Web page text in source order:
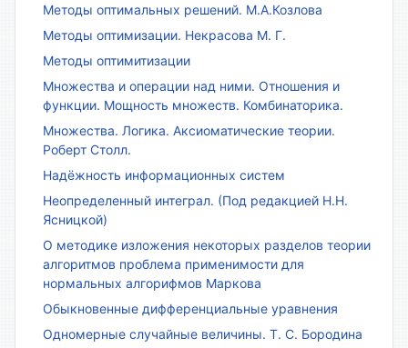
Методы оптимальных решений. М.А.Козлова
Методы оптимизации. Некрасова М. Г.
Методы оптимитизации
Множества и операции над ними. Отношения и
функции. Мощность множеств. Комбинаторика.
Множества. Логика. Аксиоматические теории.
Роберт Столл.
Надёжность информационных систем
Неопределенный интеграл. (Под редакцией Н.Н.
Ясницкой)
О методике изложения некоторых разделов теории
алгоритмов проблема применимости для
нормальных алгорифмов Маркова
Обыкновенные дифференциальные уравнения
Одномерные случайные величины. Т. С. Бородина